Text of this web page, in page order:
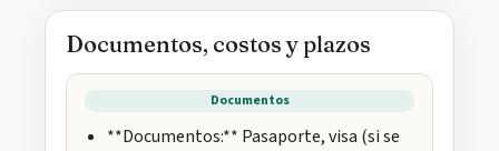
Documentos, costos y plazos
Documentos
**Documentos:** Pasaporte, visa (si se